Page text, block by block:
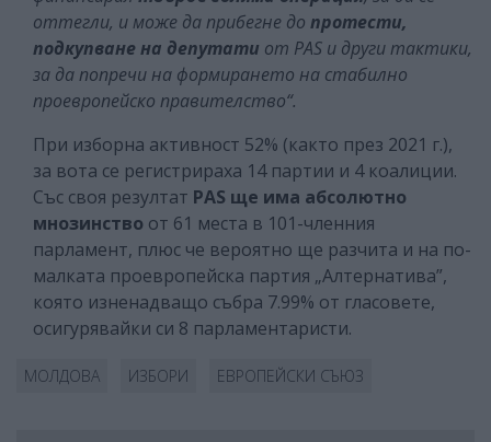
оттегли, и може да прибегне до протести,
подкупване на депутати от PAS и други тактики,
за да попречи на формирането на стабилно
проевропейско правителство“.
При изборна активност 52% (както през 2021 г.),
за вота се регистрираха 14 партии и 4 коалиции.
Със своя резултат PAS ще има абсолютно
мнозинство от 61 места в 101-членния
парламент, плюс че вероятно ще разчита и на по-
малката проевропейска партия „Алтернатива”,
която изненадващо събра 7.99% от гласовете,
осигурявайки си 8 парламентаристи.
МОЛДОВА ИЗБОРИ ЕВРОПЕЙСКИ СЪЮЗ